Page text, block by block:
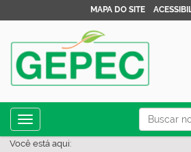
Busca
Busca
MAPA DO SITE
Toggle navigation
Você está aqui: